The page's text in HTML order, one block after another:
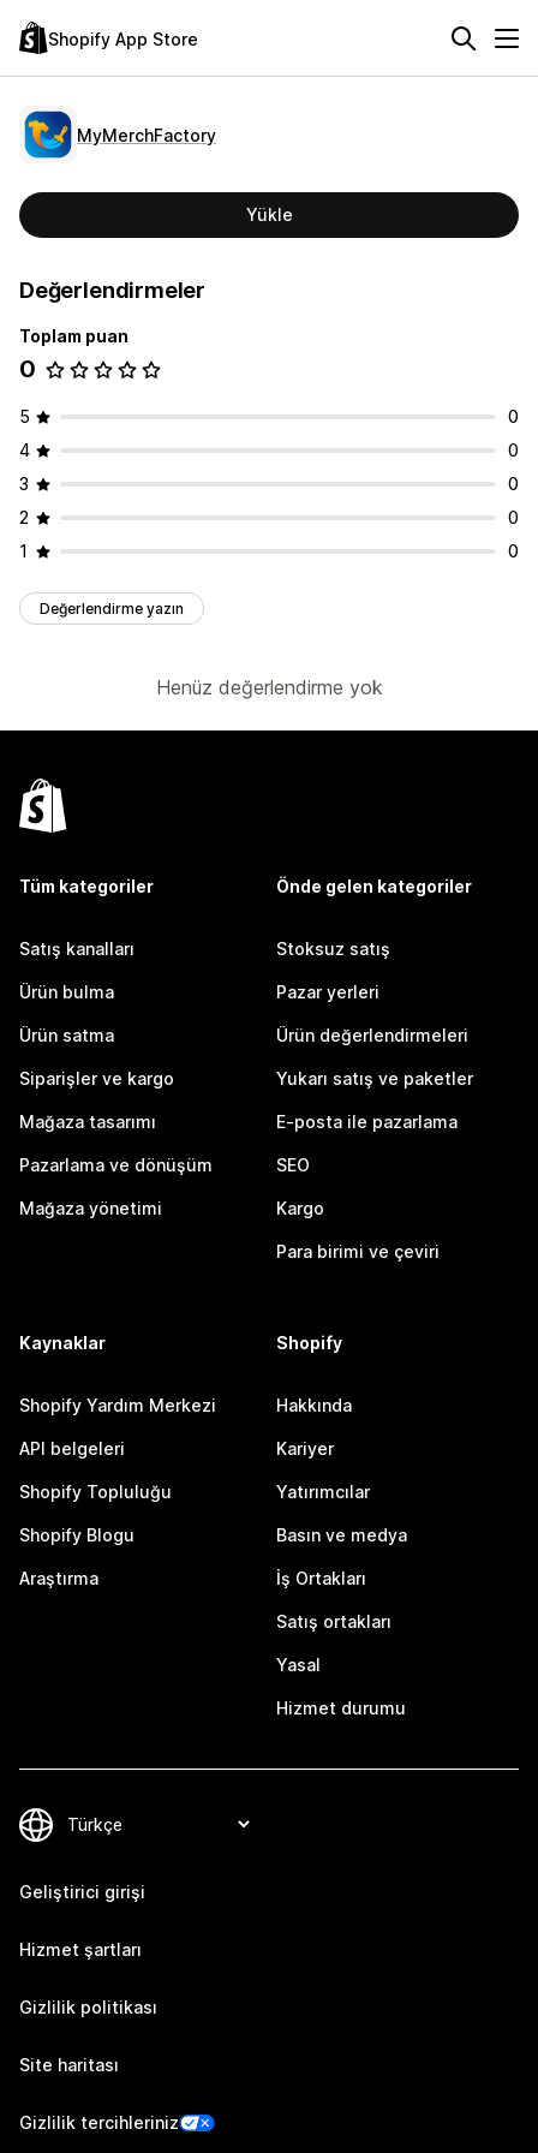
Shopify App Store
MyMerchFactory
Yükle
Değerlendirmeler
Toplam puan
0
5
0
4
0
3
0
2
0
1
0
Değerlendirme yazın
Henüz değerlendirme yok
Tüm kategoriler
Satış kanalları
Ürün bulma
Ürün satma
Siparişler ve kargo
Mağaza tasarımı
Pazarlama ve dönüşüm
Mağaza yönetimi
Önde gelen kategoriler
Stoksuz satış
Pazar yerleri
Ürün değerlendirmeleri
Yukarı satış ve paketler
E-posta ile pazarlama
SEO
Kargo
Para birimi ve çeviri
Kaynaklar
Shopify Yardım Merkezi
API belgeleri
Shopify Topluluğu
Shopify Blogu
Araştırma
Shopify
Hakkında
Kariyer
Yatırımcılar
Basın ve medya
İş Ortakları
Satış ortakları
Yasal
Hizmet durumu
Geliştirici girişi
Hizmet şartları
Gizlilik politikası
Site haritası
Gizlilik tercihleriniz